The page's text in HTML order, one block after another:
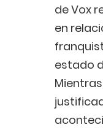
de Vox
en
estado